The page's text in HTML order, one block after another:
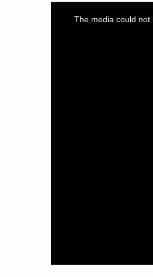
The media could not